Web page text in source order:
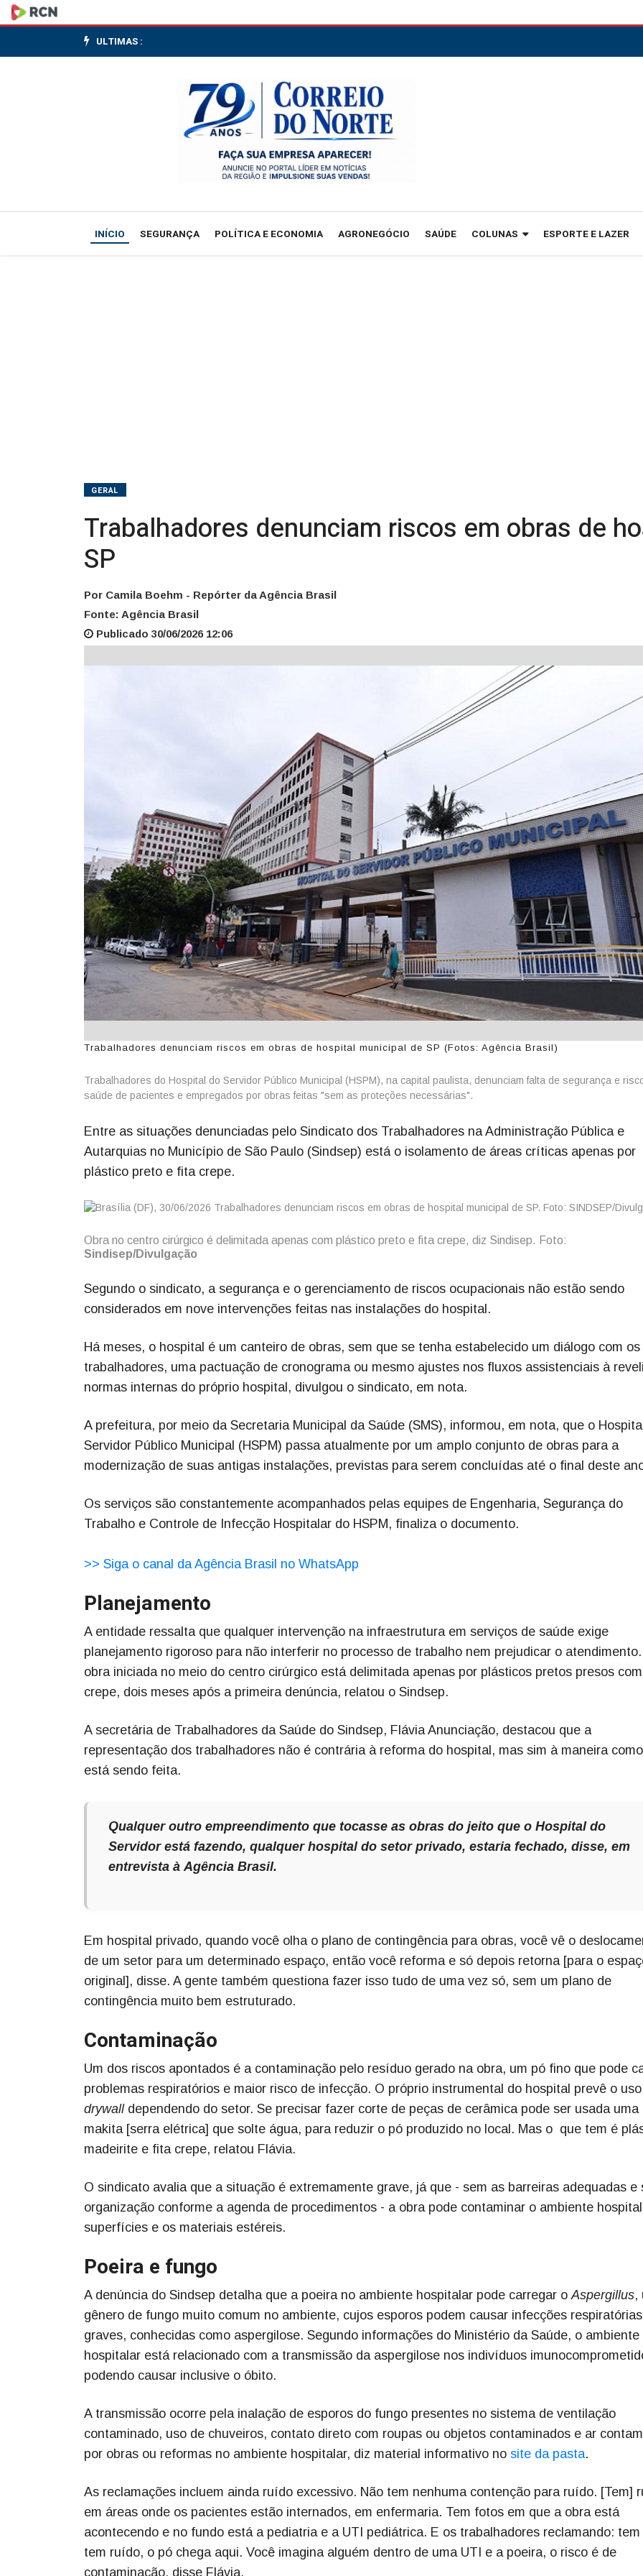
Trabalhadores
denunciam
hospital
municipal
ULTIMAS :
INÍCIO SEGURANÇA POLÍTICA E ECONOMIA AGRONEGÓCIO SAÚDE COLUNAS ESPORTE E LAZER
GERAL
Trabalhadores denunciam riscos em obras de
SP
Por Camila Boehm - Repórter da Agência Brasil
Fonte: Agência Brasil
Publicado 30/06/2026 12:06
Trabalhadores denunciam riscos em obras de hospital municipal de SP (Fotos: Agência Brasil)
Trabalhadores do Hospital do Servidor Público Municipal (HSPM), na capital paulista, denunciam falta de segurança e
saúde de pacientes e empregados por obras feitas "sem as proteções necessárias".
Entre as situações denunciadas pelo Sindicato dos Trabalhadores na Administração Pública e
Autarquias no Município de São Paulo (Sindsep) está o isolamento de áreas críticas apenas por
plástico preto e fita crepe.
Obra no centro cirúrgico é delimitada apenas com plástico preto e fita crepe, diz Sindisep. Foto:
Sindisep/Divulgação
Segundo o sindicato, a segurança e o gerenciamento de riscos ocupacionais não estão sendo
considerados em nove intervenções feitas nas instalações do hospital.
Há meses, o hospital é um canteiro de obras, sem que se tenha estabelecido um diálogo com os
trabalhadores, uma pactuação de cronograma ou mesmo ajustes nos fluxos assistenciais à
normas internas do próprio hospital, divulgou o sindicato, em nota.
A prefeitura, por meio da Secretaria Municipal da Saúde (SMS), informou, em nota, que o
Servidor Público Municipal (HSPM) passa atualmente por um amplo conjunto de obras para a
modernização de suas antigas instalações, previstas para serem concluídas até o final deste
Os serviços são constantemente acompanhados pelas equipes de Engenharia, Segurança do
Trabalho e Controle de Infecção Hospitalar do HSPM, finaliza o documento.
>> Siga o canal da Agência Brasil no WhatsApp
Planejamento
A entidade ressalta que qualquer intervenção na infraestrutura em serviços de saúde exige
planejamento rigoroso para não interferir no processo de trabalho nem prejudicar o atendimento.
obra iniciada no meio do centro cirúrgico está delimitada apenas por plásticos pretos presos
crepe, dois meses após a primeira denúncia, relatou o Sindsep.
A secretária de Trabalhadores da Saúde do Sindsep, Flávia Anunciação, destacou que a
representação dos trabalhadores não é contrária à reforma do hospital, mas sim à maneira
está sendo feita.
Qualquer outro empreendimento que tocasse as obras do jeito que o Hospital do
Servidor está fazendo, qualquer hospital do setor privado, estaria fechado, disse, em
entrevista à Agência Brasil.
Em hospital privado, quando você olha o plano de contingência para obras, você vê o
de um setor para um determinado espaço, então você reforma e só depois retorna [para o
original], disse. A gente também questiona fazer isso tudo de uma vez só, sem um plano de
contingência muito bem estruturado.
Contaminação
Um dos riscos apontados é a contaminação pelo resíduo gerado na obra, um pó fino que pode
problemas respiratórios e maior risco de infecção. O próprio instrumental do hospital prevê o
drywalldependendo do setor. Se precisar fazer corte de peças de cerâmica pode ser usada uma
makita [serra elétrica] que solte água, para reduzir o pó produzido no local. Mas o que tem é
madeirite e fita crepe, relatou Flávia.
O sindicato avalia que a situação é extremamente grave, já que - sem as barreiras adequadas e
organização conforme a agenda de procedimentos - a obra pode contaminar o ambiente
superfícies e os materiais estéreis.
Poeira e fungo
A denúncia do Sindsep detalha que a poeira no ambiente hospitalar pode carregar o Aspergillus,
gênero de fungo muito comum no ambiente, cujos esporos podem causar infecções respiratórias
graves, conhecidas como aspergilose. Segundo informações do Ministério da Saúde, o ambiente
hospitalar está relacionado com a transmissão da aspergilose nos indivíduos
podendo causar inclusive o óbito.
A transmissão ocorre pela inalação de esporos do fungo presentes no sistema de ventilação
contaminado, uso de chuveiros, contato direto com roupas ou objetos contaminados e ar
por obras ou reformas no ambiente hospitalar, diz material informativo no site da pasta.
As reclamações incluem ainda ruído excessivo. Não tem nenhuma contenção para ruído. [Tem]
em áreas onde os pacientes estão internados, em enfermaria. Tem fotos em que a obra está
acontecendo e no fundo está a pediatria e a UTI pediátrica. E os trabalhadores reclamando: tem
tem ruído, o pó chega aqui. Você imagina alguém dentro de uma UTI e a poeira, o risco é de
contaminação, disse Flávia.